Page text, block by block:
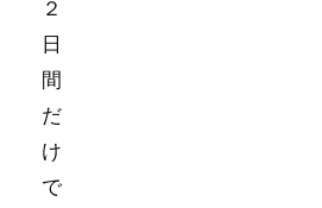
２
日
間
だ
け
で